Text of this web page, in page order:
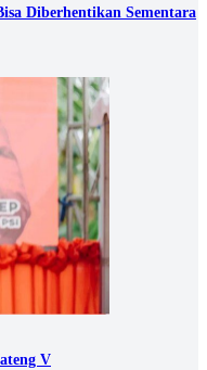
Diberhentikan Sementara
V